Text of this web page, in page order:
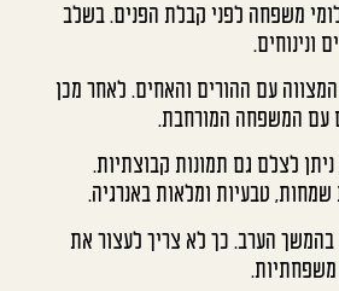
משפחה לפני קבלת הפנים. בשלב
ונינוחים.
עם ההורים והאחים. לאחר מכן
עם המשפחה המורחבת.
לצלם גם תמונות קבוצתיות.
שמחות, טבעיות ומלאות באנרגיה.
בהמשך הערב. כך לא צריך לעצור את
משפחתיות.